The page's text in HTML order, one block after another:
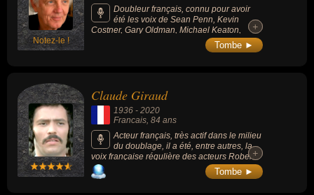
Notez-le !
Doubleur français, connu pour avoir
été les voix de Sean Penn, Kevin
Costner, Gary Oldman, Michael Keaton,
Kevin Bacon, Christopher Walken, Willem
+
+
Tombe ►
Claude Giraud
1936 - 2020
Francais , 84 ans
Acteur français, très actif dans le milieu
du doublage, il a été, entre autres, la
voix française régulière des acteurs Robert
Redford, Tommy Lee Jones et Alan Rickman
et également Liam Neeson (notamment dans
+
+
Tombe ►